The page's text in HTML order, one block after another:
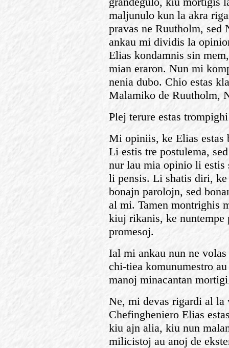
maljunulo kun la akra
pravas ne Ruutholm, sed
ankau mi dividis la
Elias kondamnis sin
mian eraron. Nun mi
nenia dubo. Chio estas
Malamiko de Ruutholm,
Plej terure estas
Mi opiniis, ke Elias estas
Li estis tre postulema,
nur lau mia opinio li
li pensis. Li shatis diri, ke
bonajn parolojn, sed
al mi. Tamen montrighis
kiuj rikanis, ke nuntempe
promesoj.
Ial mi ankau nun ne
chi-tiea komunumestro
manoj minacantan
Ne, mi devas rigardi al la
Chefingheniero Elias
kiu ajn alia, kiu nun
milicistoj au anoj de